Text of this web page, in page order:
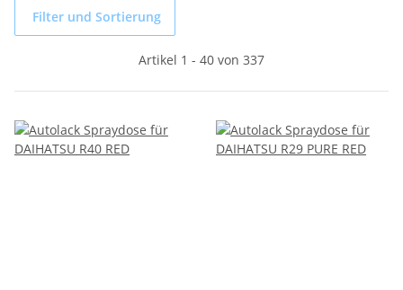
Filter und Sortierung
Artikel 1 - 40 von 337